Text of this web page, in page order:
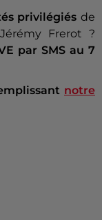
privilégiés de
Frerot ?
par SMS au 7
notre